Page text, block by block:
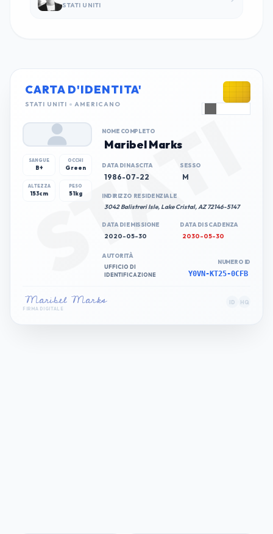
STATI UNITI
STATI
CARTA D'IDENTITA'
STATI UNITI AMERICANO
SANGUE
B+
OCCHI
Green
ALTEZZA
153cm
PESO
51kg
NOME COMPLETO
Maribel Marks
DATA DI NASCITA
1986-07-22
SESSO
M
INDIRIZZO RESIDENZIALE
3042 Balistreri Isle, Lake Cristal, AZ 72146-5147
DATA DI EMISSIONE
2020-05-30
DATA DI SCADENZA
2030-05-30
AUTORITÀ
UFFICIO DI
IDENTIFICAZIONE
NUMERO ID
Y0VN-KT25-0CFB
Maribel Marks
FIRMA DIGITALE
ID HQ